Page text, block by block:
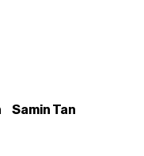
Samin Tan